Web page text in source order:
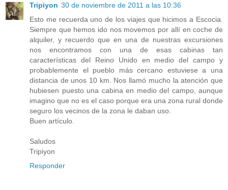
Tripiyon 30 de noviembre de 2011 a las 10:36
Esto me recuerda uno de los viajes que hicimos a Escocia.
Siempre que hemos ido nos movemos por allí en coche de
alquiler, y recuerdo que en una de nuestras excursiones
nos encontramos con una de esas cabinas tan
características del Reino Unido en medio del campo y
probablemente el pueblo más cercano estuviese a una
distancia de unos 10 km. Nos llamó mucho la atención que
hubiesen puesto una cabina en medio del campo, aunque
imagino que no es el caso porque era una zona rural donde
seguro los vecinos de la zona le daban uso.
Buen artículo.
Saludos
Tripiyon
Responder